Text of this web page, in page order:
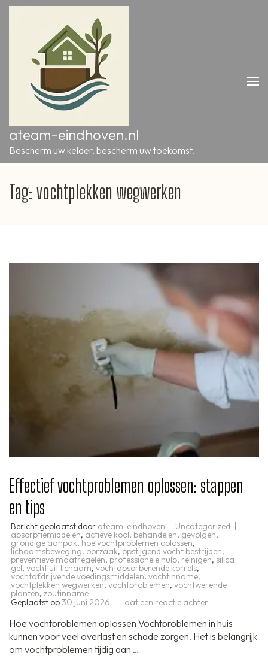
Ga
ateam-eindhoven.nl
Bescherm uw kelder, bescherm uw toekomst.
Tag: vochtplekken wegwerken
Effectief vochtproblemen oplossen: stappen
en tips
Bericht geplaatst door ateam-eindhoven Uncategorized
absorptiemiddelen, actieve kool, behandelen, gevolgen,
grondige aanpak, hoe vochtproblemen oplossen,
lichaamsbeweging, oorzaak, opstijgend vocht bestrijden,
preventieve maatregelen, professionele hulp, reinigen, silica
gel, vocht uit lichaam, vochtabsorberende korrels,
vochtafdrijvende voedingsmiddelen, vochtinname,
vochtplekken wegwerken, vochtproblemen, vochtwerende
planten, zoutinname
Geplaatst op30 juni 2026 Laat een reactie achter
oplossen:
stappen
en
Hoe vochtproblemen oplossen Vochtproblemen in huis
kunnen voor veel overlast en schade zorgen. Het is belangrijk
om vochtproblemen tijdig aan …